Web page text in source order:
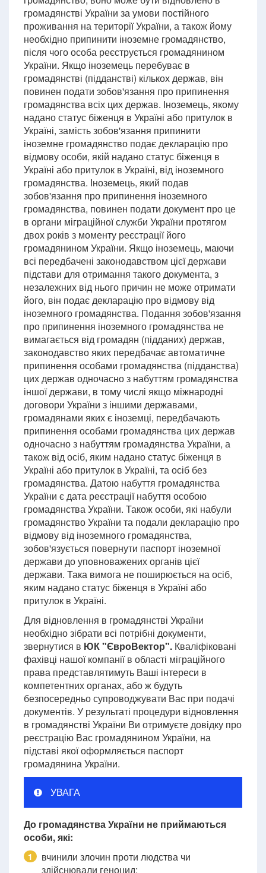
громадянстві України за умови постійного
проживання на території України, а також йому
необхідно припинити іноземне громадянство,
після чого особа реєструється громадянином
України. Якщо іноземець перебуває в
громадянстві (підданстві) кількох держав, він
повинен подати зобов'язання про припинення
громадянства всіх цих держав. Іноземець, якому
надано статус біженця в Україні або притулок в
Україні, замість зобов'язання припинити
іноземне громадянство подає декларацію про
відмову особи, якій надано статус біженця в
Україні або притулок в Україні, від іноземного
громадянства. Іноземець, який подав
зобов'язання про припинення іноземного
громадянства, повинен подати документ про це
в органи міграційної служби України протягом
двох років з моменту реєстрації його
громадянином України. Якщо іноземець, маючи
всі передбачені законодавством цієї держави
підстави для отримання такого документа, з
незалежних від нього причин не може отримати
його, він подає декларацію про відмову від
іноземного громадянства. Подання зобов'язання
про припинення іноземного громадянства не
вимагається від громадян (підданих) держав,
законодавство яких передбачає автоматичне
припинення особами громадянства (підданства)
цих держав одночасно з набуттям громадянства
іншої держави, в тому числі якщо міжнародні
договори України з іншими державами,
громадянами яких є іноземці, передбачають
припинення особами громадянства цих держав
одночасно з набуттям громадянства України, а
також від осіб, яким надано статус біженця в
Україні або притулок в Україні, та осіб без
громадянства. Датою набуття громадянства
України є дата реєстрації набуття особою
громадянства України. Також особи, які набули
громадянство України та подали декларацію про
відмову від іноземного громадянства,
зобов'язується повернути паспорт іноземної
держави до уповноважених органів цієї
держави. Така вимога не поширюється на осіб,
яким надано статус біженця в Україні або
притулок в Україні.
Для відновлення в громадянстві України
необхідно зібрати всі потрібні документи,
звернутися в ЮК "ЄвроВектор". Кваліфіковані
фахівці нашої компанії в області міграційного
права представлятимуть Ваші інтереси в
компетентних органах, або ж будуть
безпосередньо супроводжувати Вас при подачі
документів. У результаті процедури відновлення
в громадянстві України Ви отримуєте довідку про
реєстрацію Вас громадянином України, на
підставі якої оформляється паспорт
громадянина України.
УВАГА
До громадянства України не приймаються
особи, які:
1
вчинили злочин проти людства чи
здійснювали геноцид;